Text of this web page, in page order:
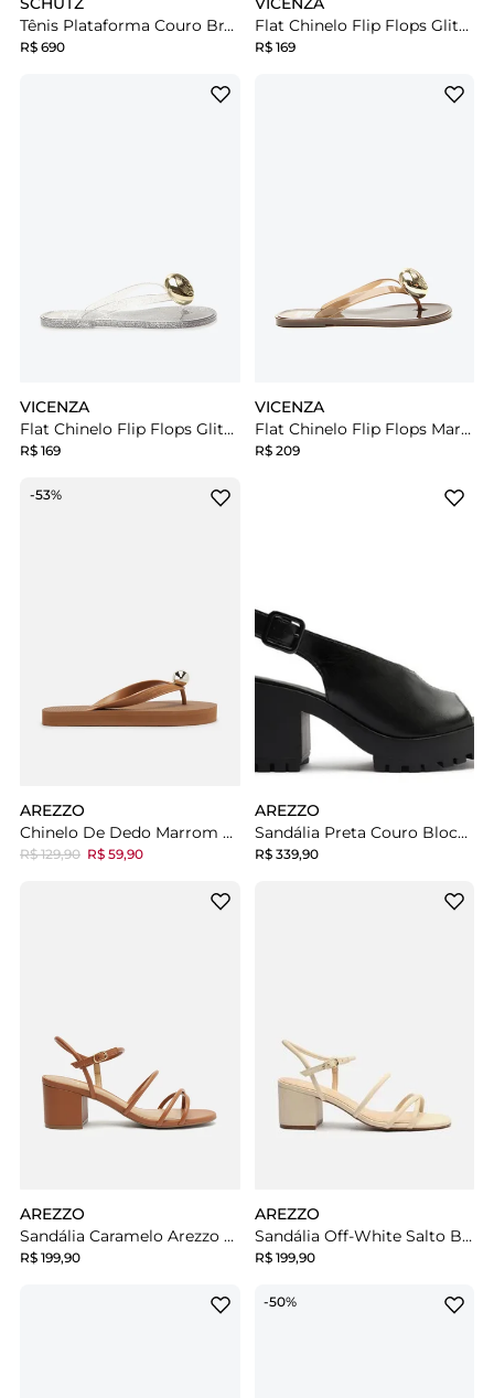
Tênis Plataforma Couro Branco
R$ 690
Flat Chinelo Flip Flops Glitter Dourado
R$ 169
VICENZA
Flat Chinelo Flip Flops Glitter Prata
R$ 169
VICENZA
Flat Chinelo Flip Flops Marrom
R$ 209
-53%
AREZZO
Chinelo De Dedo Marrom Brizza Up Esfera
R$ 129,90 R$ 59,90
AREZZO
Sandália Preta Couro Bloco Tratorada Fechada
R$ 339,90
AREZZO
Sandália Caramelo Arezzo Salto Médio Bloco Tiras Fivela
R$ 199,90
AREZZO
Sandália Off-White Salto Bloco Panacota
R$ 199,90
-50%